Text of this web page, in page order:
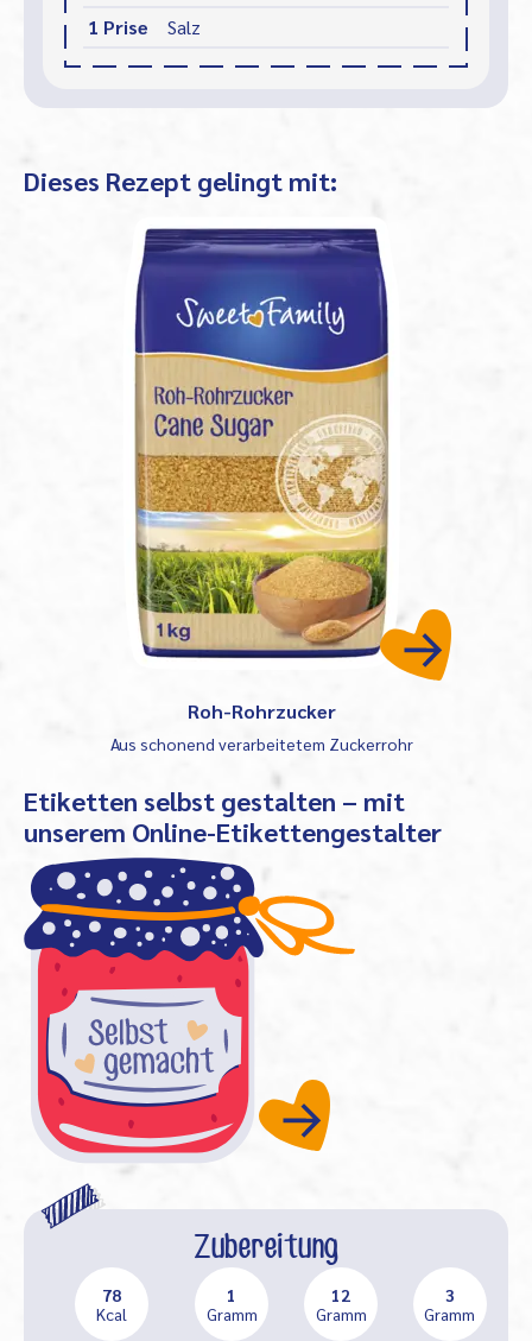
1 Prise
Salz
Dieses Rezept gelingt mit:
Roh-Rohrzucker
Aus schonend verarbeitetem Zuckerrohr
Etiketten selbst gestalten – mit
unserem Online-Etikettengestalter
Zubereitung
78
Kcal
1
Gramm
12
Gramm
3
Gramm